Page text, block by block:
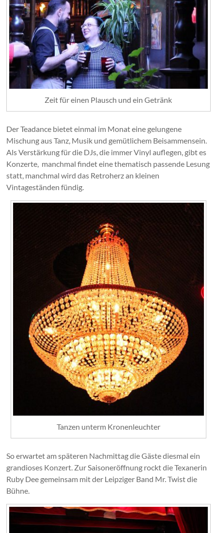
Zeit für einen Plausch und ein Getränk
Der Teadance bietet einmal im Monat eine gelungene
Mischung aus Tanz, Musik und gemütlichem Beisammensein.
Als Verstärkung für die DJs, die immer Vinyl auflegen, gibt es
Konzerte, manchmal findet eine thematisch passende Lesung
statt, manchmal wird das Retroherz an kleinen
Vintageständen fündig.
Tanzen unterm Kronenleuchter
So erwartet am späteren Nachmittag die Gäste diesmal ein
grandioses Konzert. Zur Saisoneröffnung rockt die Texanerin
Ruby Dee gemeinsam mit der Leipziger Band Mr. Twist die
Bühne.